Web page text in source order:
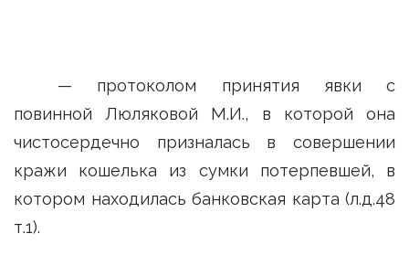
— протоколом принятия явки с
повинной Люляковой М.И., в которой она
чистосердечно призналась в совершении
кражи кошелька из сумки потерпевшей, в
котором находилась банковская карта (л.д.48
т.1).